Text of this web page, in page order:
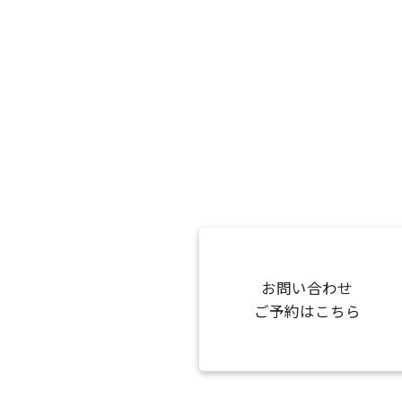
お問い合わせ
ご予約はこちら